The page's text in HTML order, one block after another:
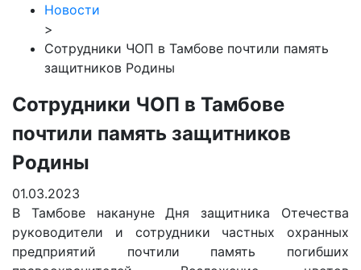
Новости
>
Сотрудники ЧОП в Тамбове почтили память
защитников Родины
Сотрудники ЧОП в Тамбове
почтили память защитников
Родины
01.03.2023
В Тамбове накануне Дня защитника Отечества
руководители и сотрудники частных охранных
предприятий почтили память погибших